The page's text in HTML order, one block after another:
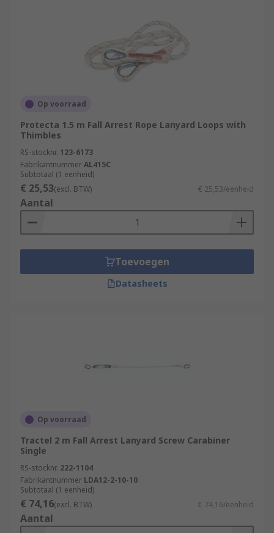
Op voorraad
Protecta 1.5 m Fall Arrest Rope Lanyard Loops with
Thimbles
RS-stocknr. 123-6173
FabrikantnummerAL415C
Subtotaal (1 eenheid)
€ 25,53(excl. BTW) € 25,53/eenheid
Aantal
Toevoegen
Datasheets
Op voorraad
Tractel 2 m Fall Arrest Lanyard Screw Carabiner
Single
RS-stocknr. 222-1104
Fabrikantnummer LDA12-2-10-10
Subtotaal (1 eenheid)
€ 74,16(excl. BTW) € 74,16/eenheid
Aantal